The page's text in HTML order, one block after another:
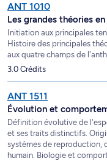
ANT 1010
Les grandes théories
Initiation aux principales
Histoire des principales
aux quatre champs de
3.0 Crédits
ANT 1511
Évolution et
Définition évolutive de
et ses traits distinctifs.
systèmes de reproduction,
humain. Biologie et